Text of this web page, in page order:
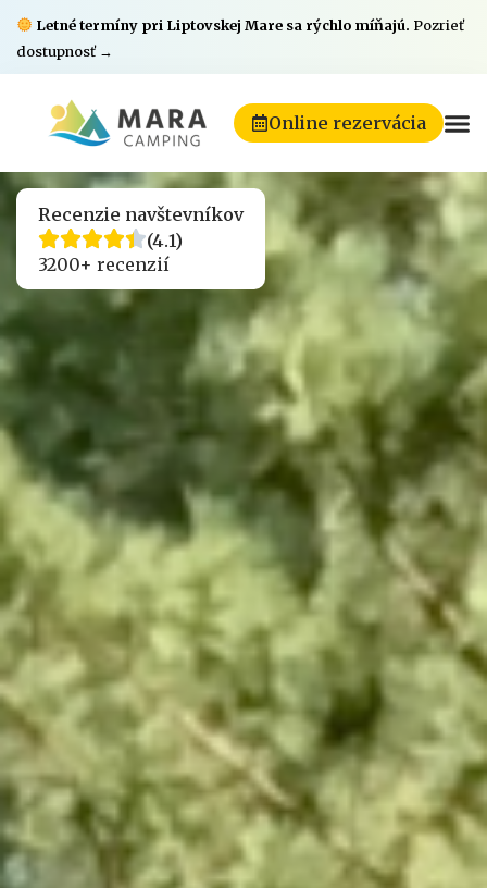
Letné termíny pri Liptovskej Mare sa rýchlo míňajú. Pozrieť
dostupnosť →
Online rezervácia
Recenzie navštevníkov
(4.1)
3200+ recenzií